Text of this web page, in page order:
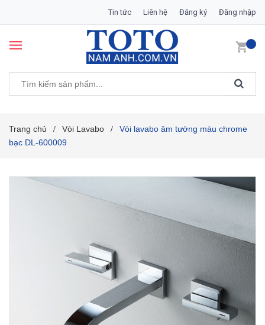
Tin tức Liên hệ Đăng ký Đăng nhập
Trang chủ / Vòi Lavabo /
Vòi lavabo âm tường màu chrome
bạc DL-600009